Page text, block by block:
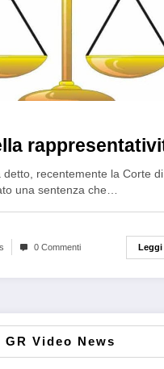
recentemente la Corte
una sentenza che…
0 Commenti Leggi
GR Video News